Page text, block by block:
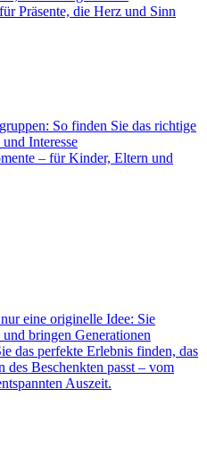
Präsente, die Herz und Sinn
So finden Sie das richtige
Interesse
– für Kinder, Eltern und
eine originelle Idee: Sie
bringen Generationen
das perfekte Erlebnis finden, das
des Beschenkten passt – vom
Auszeit.